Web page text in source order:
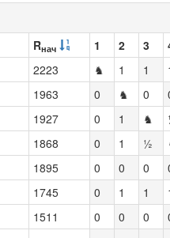
Rнач 1 2 3
2223 ♞ 1 1
1963 0 ♞ 0
1927 0 1 ♞
1868 0 1 ½
1895 0 0 0
1745 0 1 1
1511 0 0 0